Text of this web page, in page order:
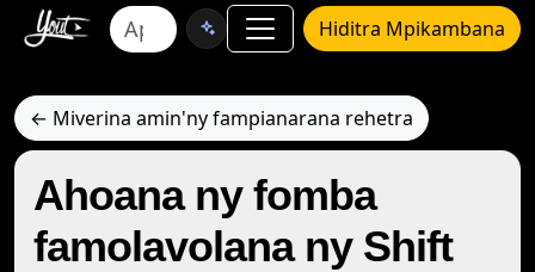
Hiditra Mpikambana
← Miverina amin'ny fampianarana rehetra
Ahoana ny fomba
famolavolana ny Shift